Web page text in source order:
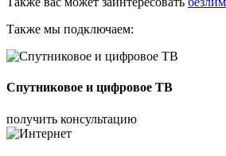
Также мы подключаем:
Спутниковое и цифровое ТВ
получить консультацию